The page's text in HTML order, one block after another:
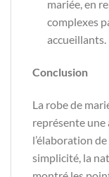
mariée, en
complexes
accueillants.
Conclusion
La robe de
représente
l’élaboration
simplicité, la